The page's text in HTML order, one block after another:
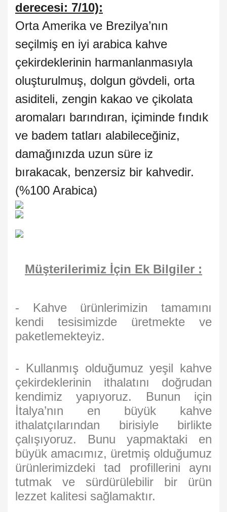
derecesi: 7/10):
Orta Amerika ve Brezilya’nın
seçilmiş en iyi arabica kahve
çekirdeklerinin harmanlanmasıyla
oluşturulmuş, dolgun gövdeli, orta
asiditeli, zengin kakao ve çikolata
aromaları barındıran, içiminde fındık
ve badem tatları alabileceğiniz,
damağınızda uzun süre iz
bırakacak, benzersiz bir kahvedir.
(%100 Arabica)
Müşterilerimiz İçin Ek Bilgiler :
- Kahve ürünlerimizin tamamını
kendi tesisimizde üretmekte ve
paketlemekteyiz.
- Kullanmış olduğumuz yeşil kahve
çekirdeklerinin ithalatını doğrudan
kendimiz yapıyoruz. Bunun için
İtalya’nın en büyük kahve
ithalatçılarından birisiyle birlikte
çalışıyoruz. Bunu yapmaktaki en
büyük amacımız, üretmiş olduğumuz
ürünlerimizdeki tad profillerini aynı
tutmak ve sürdürülebilir bir ürün
lezzet kalitesi sağlamaktır.